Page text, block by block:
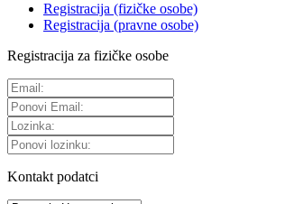
Registracija (fizičke osobe)
Registracija (pravne osobe)
Registracija za fizičke osobe
Kontakt podatci